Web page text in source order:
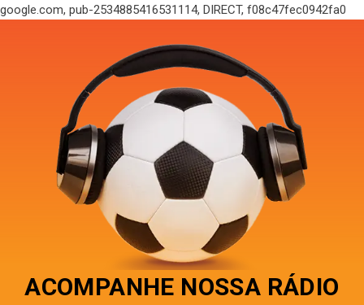
google.com, pub-2534885416531114, DIRECT, f08c47fec0942fa0
ACOMPANHE NOSSA RÁDIO